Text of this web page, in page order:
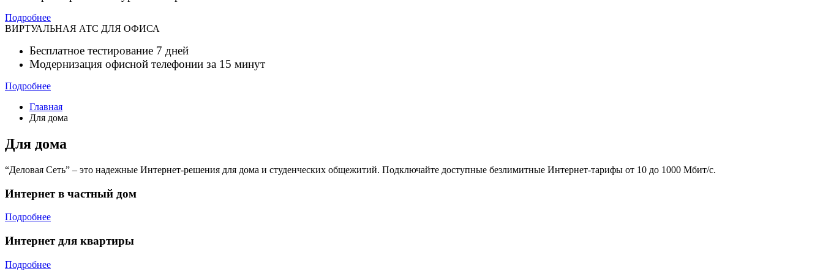
Подробнее
ВИРТУАЛЬНАЯ АТС ДЛЯ ОФИСА
Бесплатное тестирование 7 дней
Модернизация офисной телефонии за 15 минут
Подробнее
Главная
Для дома
Для дома
“Деловая Сеть” – это надежные Интернет-решения для дома и студенческих общежитий. Подключайте доступные безлимитные Интернет-тарифы от 10 до 1000 Мбит/с.
Интернет в частный дом
Подробнее
Интернет для квартиры
Подробнее